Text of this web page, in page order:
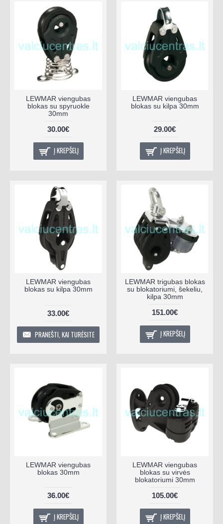
LEWMAR viengubas
blokas su spyruokle
30mm
30.00€
Į KREPŠELĮ
LEWMAR viengubas
blokas su kilpa 30mm
29.00€
Į KREPŠELĮ
LEWMAR viengubas
blokas su kilpa 30mm
33.00€
PRANEŠTI, KAI TURĖSITE
LEWMAR trigubas blokas
su blokatoriumi, šekeliu,
kilpa 30mm
151.00€
Į KREPŠELĮ
LEWMAR viengubas
blokas 30mm
36.00€
Į KREPŠELĮ
LEWMAR viengubas
blokas su virvės
blokatoriumi 30mm
105.00€
Į KREPŠELĮ